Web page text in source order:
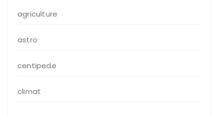
agriculture
astro
centipede
climat